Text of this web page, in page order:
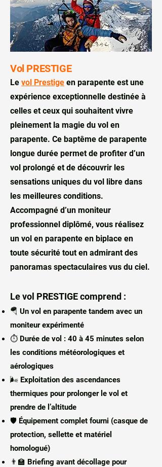
Vol PRESTIGE
Le vol Prestige en parapente est une
expérience exceptionnelle destinée à
celles et ceux qui souhaitent vivre
pleinement la magie du vol en
parapente. Ce baptême de parapente
longue durée permet de profiter d’un
vol prolongé et de découvrir les
sensations uniques du vol libre dans
les meilleures conditions.
Accompagné d’un moniteur
professionnel diplômé, vous réalisez
un vol en parapente en biplace en
toute sécurité tout en admirant des
panoramas spectaculaires vus du ciel.
Le vol PRESTIGE comprend :
🪂 Un vol en parapente tandem avec un
moniteur expérimenté
⏱ Durée de vol : 40 à 45 minutes selon
les conditions météorologiques et
aérologiques
🌬 Exploitation des ascendances
thermiques pour prolonger le vol et
prendre de l’altitude
🛡 Équipement complet fourni (casque de
protection, sellette et matériel
homologué)
👨‍🏫 Briefing avant décollage pour